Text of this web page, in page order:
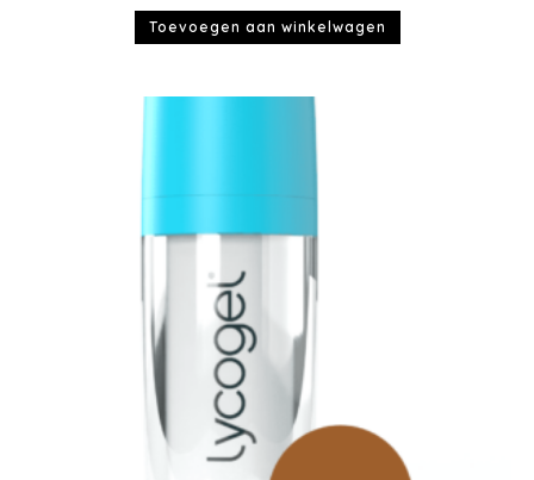
Toevoegen aan winkelwagen